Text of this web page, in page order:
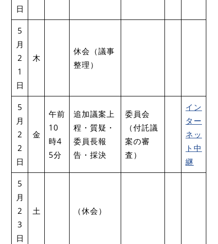
日
5
月
2
1
日
木
休会（議事
整理）
5
月
2
2
日
金
午前
10
時4
5分
追加議案上
程・質疑・
委員長報
告・採決
委員会
（付託議
案の審
査）
イン
ター
ネッ
ト中
継
5
月
2
3
日
土 （休会）